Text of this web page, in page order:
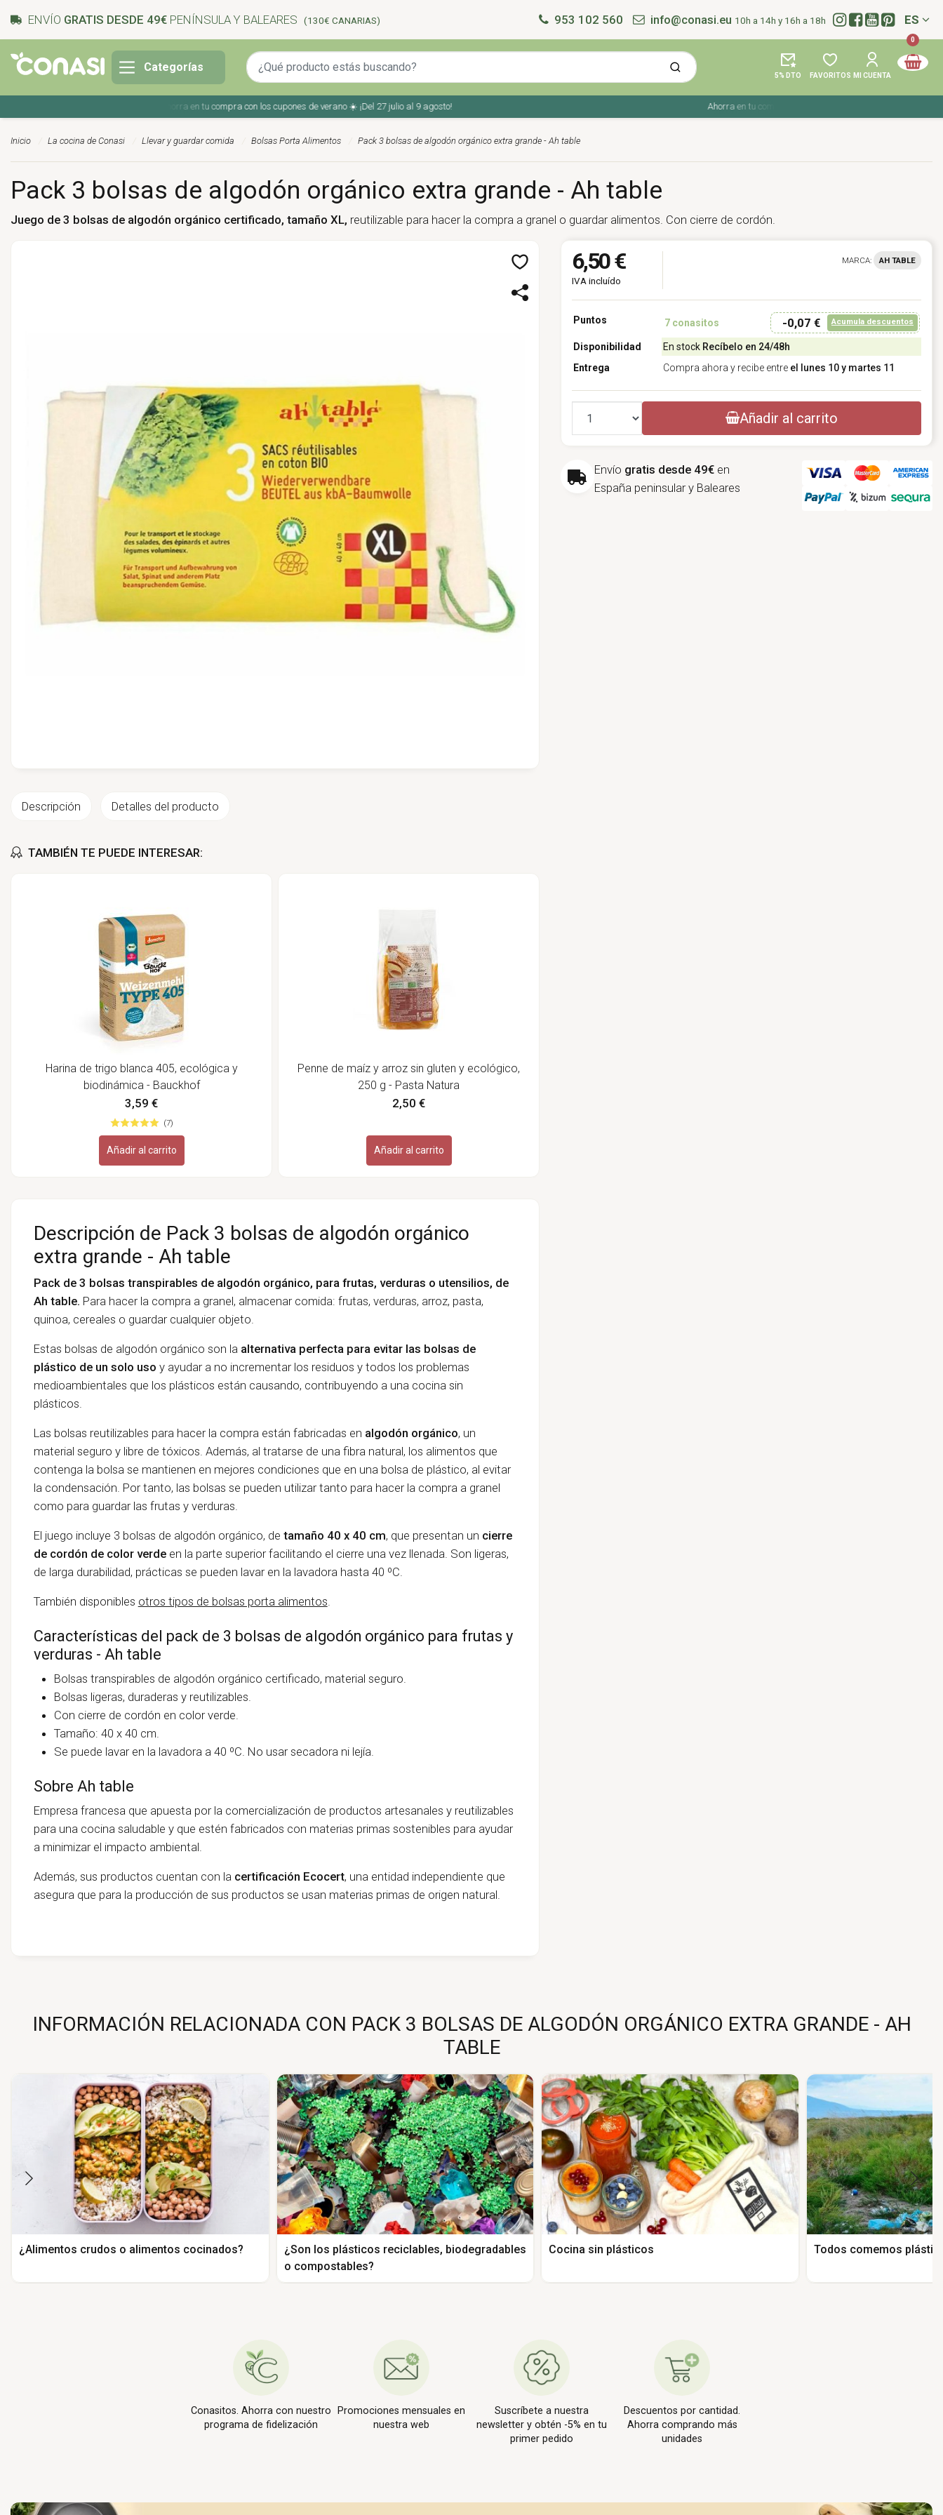
ENVÍO GRATIS DESDE 49€ PENÍNSULA Y BALEARES (130€ CANARIAS) 953 102 560 info@conasi.eu 10h a 14h y 16h a 18h Idioma:
ES
Categorías
5% DTO FAVORITOS MI CUENTA
0
Ahorra en tu compra con los cupones de verano ☀️ ¡Del 27 julio al 9 agosto! Ahorra en tu compra con los cupones de verano ☀️ ¡Del 27 julio
Inicio La cocina de Conasi Llevar y guardar comida Bolsas Porta Alimentos Pack 3 bolsas de algodón orgánico extra grande - Ah table
Pack 3 bolsas de algodón orgánico extra grande - Ah table
Juego de 3 bolsas de algodón orgánico certificado, tamaño XL, reutilizable para hacer la compra a granel o guardar alimentos. Con cierre de cordón.
Descripción Detalles del producto
TAMBIÉN TE PUEDE INTERESAR:
Harina de trigo blanca 405, ecológica y
biodinámica - Bauckhof
3,59 €
(7)
Añadir al carrito
Penne de maíz y arroz sin gluten y ecológico,
250 g - Pasta Natura
2,50 €
Añadir al carrito
Descripción de Pack 3 bolsas de algodón orgánico
extra grande - Ah table
Pack de 3 bolsas transpirables de algodón orgánico, para frutas, verduras o utensilios, de
Ah table. Para hacer la compra a granel, almacenar comida: frutas, verduras, arroz, pasta,
quinoa, cereales o guardar cualquier objeto.
Estas bolsas de algodón orgánico son la alternativa perfecta para evitar las bolsas de
plástico de un solo uso y ayudar a no incrementar los residuos y todos los problemas
medioambientales que los plásticos están causando, contribuyendo a una cocina sin
plásticos
Las bolsas reutilizables para hacer la compra están fabricadas en algodón orgánico, un
material seguro y libre de tóxicos. Además, al tratarse de una fibra natural, los alimentos que
contenga la bolsa se mantienen en mejores condiciones que en una bolsa de plástico, al evitar
la condensación. Por tanto, las bolsas se pueden utilizar tanto para hacer la compra a granel
como para guardar las frutas y verduras.
El juego incluye 3 bolsas de algodón orgánico, de tamaño 40 x 40 cm, que presentan un cierre
de cordón de color verde en la parte superior facilitando el cierre una vez llenada. Son ligeras,
de larga durabilidad, prácticas se pueden lavar en la lavadora hasta 40 ºC.
También disponibles otros tipos de bolsas porta alimentos
Características del pack de 3 bolsas de algodón orgánico para frutas y
verduras - Ah table
Bolsas transpirables de algodón orgánico certificado, material seguro.
Bolsas ligeras, duraderas y reutilizables.
Con cierre de cordón en color verde.
Tamaño: 40 x 40 cm.
Se puede lavar en la lavadora a 40 ºC. No usar secadora ni lejía.
Sobre Ah table
Empresa francesa que apuesta por la comercialización de productos artesanales y reutilizables
para una cocina saludable y que estén fabricados con materias primas sostenibles para ayudar
a minimizar el impacto ambiental.
Además, sus productos cuentan con la certificación Ecocert, una entidad independiente que
asegura que para la producción de sus productos se usan materias primas de origen natural.
6,50 €
IVA incluído
MARCA: AH TABLE
Puntos 7conasitos -0,07 € Acumula descuentos
Disponibilidad En stock Recíbelo en 24/48h
Entrega
Compra ahora y recibe entre el lunes 10 y martes 11
Cantidad Añadir al carrito
Envío gratis desde 49€ en
España peninsular y Baleares
INFORMACIÓN RELACIONADA CON PACK 3 BOLSAS DE ALGODÓN ORGÁNICO EXTRA GRANDE - AH
TABLE
¿Alimentos crudos o alimentos cocinados?
¿Son los plásticos reciclables, biodegradables
o compostables?
Cocina sin plásticos Todos comemos
Conasitos. Ahorra con nuestro
programa de fidelización
Promociones mensuales en
nuestra web
Suscríbete a nuestra
newsletter y obtén -5% en tu
primer pedido
Descuentos por cantidad.
Ahorra comprando más
unidades